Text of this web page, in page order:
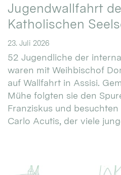
Jugendwallfahrt
Katholischen
23. Juli 2026
52 Jugendliche der
waren mit Weihbischof
auf Wallfahrt in Assisi.
Mühe folgten sie den
Franziskus und
Carlo Acutis, der viele